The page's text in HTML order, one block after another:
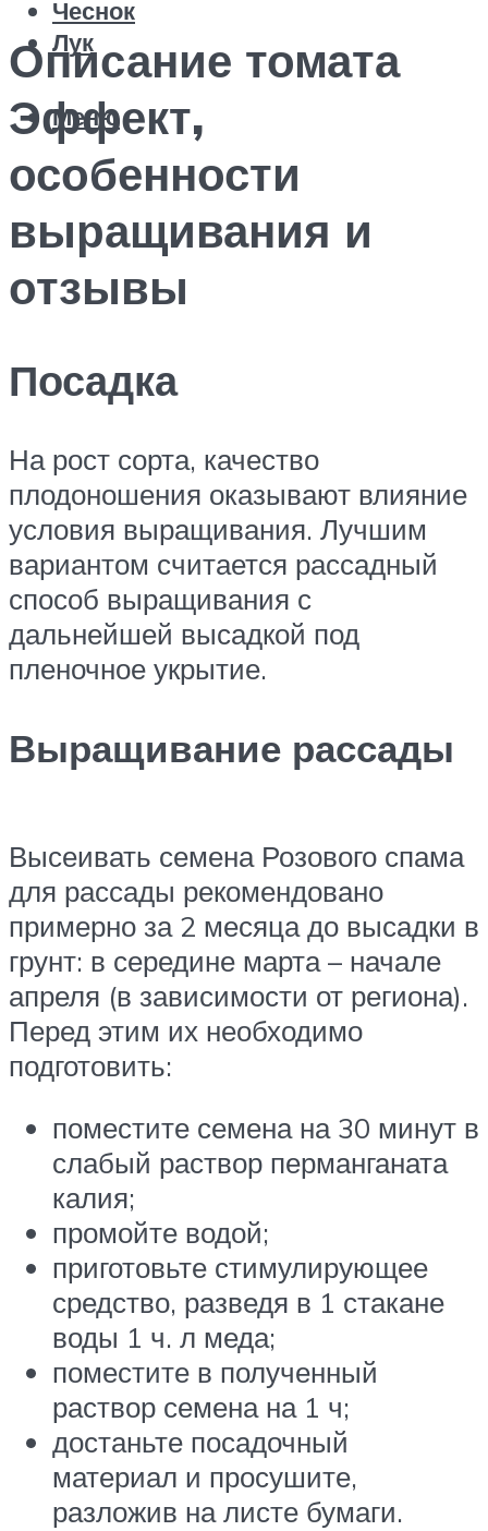
Чеснок
Лук
Меню
Описание томата
Эффект,
особенности
выращивания и
отзывы
Посадка
На рост сорта, качество
плодоношения оказывают влияние
условия выращивания. Лучшим
вариантом считается рассадный
способ выращивания с
дальнейшей высадкой под
пленочное укрытие.
Выращивание рассады
Высеивать семена Розового спама
для рассады рекомендовано
примерно за 2 месяца до высадки в
грунт: в середине марта – начале
апреля (в зависимости от региона).
Перед этим их необходимо
подготовить:
поместите семена на 30 минут в
слабый раствор перманганата
калия;
промойте водой;
приготовьте стимулирующее
средство, разведя в 1 стакане
воды 1 ч. л меда;
поместите в полученный
раствор семена на 1 ч;
достаньте посадочный
материал и просушите,
разложив на листе бумаги.